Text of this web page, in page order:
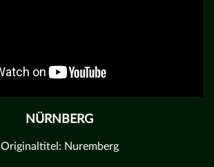
NÜRNBERG
Originaltitel: Nuremberg